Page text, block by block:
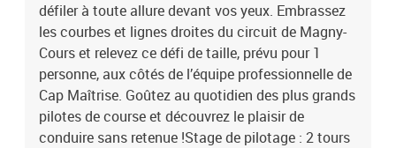
défiler à toute allure devant vos yeux. Embrassez
les courbes et lignes droites du circuit de Magny-
Cours et relevez ce défi de taille, prévu pour 1
personne, aux côtés de l’équipe professionnelle de
Cap Maîtrise. Goûtez au quotidien des plus grands
pilotes de course et découvrez le plaisir de
conduire sans retenue !Stage de pilotage : 2 tours